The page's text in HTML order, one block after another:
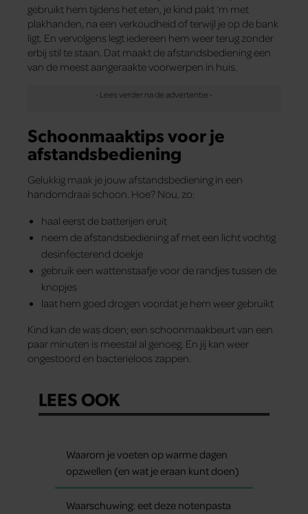
gebruikt hem tijdens het eten, je kind pakt ‘m met
plakhanden, na een verkoudheid of terwijl je op de bank
ligt. En vervolgens legt iedereen hem weer terug zonder
erbij stil te staan. Dat maakt de afstandsbediening een
van de meest aangeraakte voorwerpen in huis.
Schoonmaaktips voor je
afstandsbediening
Gelukkig maak je jouw afstandsbediening in een
handomdraai schoon. Hoe? Nou, zo:
haal eerst de batterijen eruit
neem de afstandsbediening af met een licht vochtig
desinfecterend doekje
gebruik een wattenstaafje voor de randjes tussen de
knopjes
laat hem goed drogen voordat je hem weer gebruikt
Kind kan de was doen; een schoonmaakbeurt van een
paar minuten is meestal al genoeg. En jij kan weer
ongestoord en bacterieloos zappen.
LEES OOK
Waarom je voeten op warme dagen
opzwellen (en wat je eraan kunt doen)
Waarschuwing: eet deze notenpasta